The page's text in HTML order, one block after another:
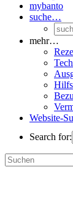
mybanto
suche…
mehr…
Website-
Search for: